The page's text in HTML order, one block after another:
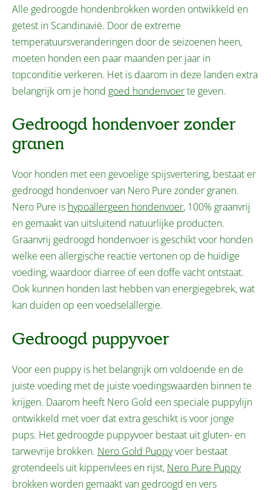
Alle gedroogde hondenbrokken worden ontwikkeld en
getest in Scandinavië. Door de extreme
temperatuursveranderingen door de seizoenen heen,
moeten honden een paar maanden per jaar in
topconditie verkeren. Het is daarom in deze landen extra
belangrijk om je hond goed hondenvoerte geven.
Gedroogd hondenvoer zonder
granen
Voor honden met een gevoelige spijsvertering, bestaat er
gedroogd hondenvoer van Nero Pure zonder granen.
Nero Pure is hypoallergeen hondenvoer, 100% graanvrij
en gemaakt van uitsluitend natuurlijke producten.
Graanvrij gedroogd hondenvoer is geschikt voor honden
welke een allergische reactie vertonen op de huidige
voeding, waardoor diarree of een doffe vacht ontstaat.
Ook kunnen honden last hebben van energiegebrek, wat
kan duiden op een voedselallergie.
Gedroogd puppyvoer
Voor een puppy is het belangrijk om voldoende en de
juiste voeding met de juiste voedingswaarden binnen te
krijgen. Daarom heeft Nero Gold een speciale puppylijn
ontwikkeld met voer dat extra geschikt is voor jonge
pups. Het gedroogde puppyvoer bestaat uit gluten- en
tarwevrije brokken. Nero Gold Puppyvoer bestaat
grotendeels uit kippenvlees en rijst, Nero Pure Puppy
brokken worden gemaakt van gedroogd en vers